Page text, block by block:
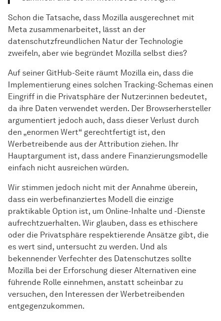
Schon die Tatsache, dass Mozilla ausgerechnet mit
Meta zusammenarbeitet, lässt an der
datenschutzfreundlichen Natur der Technologie
zweifeln, aber wie begründet Mozilla selbst dies?
Auf seiner GitHub-Seite räumt Mozilla ein, dass die
Implementierung eines solchen Tracking-Schemas einen
Eingriff in die Privatsphäre der Nutzer:innen bedeutet,
da ihre Daten verwendet werden. Der Browserhersteller
argumentiert jedoch auch, dass dieser Verlust durch
den „enormen Wert“ gerechtfertigt ist, den
Werbetreibende aus der Attribution ziehen. Ihr
Hauptargument ist, dass andere Finanzierungsmodelle
einfach nicht ausreichen würden.
Wir stimmen jedoch nicht mit der Annahme überein,
dass ein werbefinanziertes Modell die einzige
praktikable Option ist, um Online-Inhalte und -Dienste
aufrechtzuerhalten. Wir glauben, dass es ethischere
oder die Privatsphäre respektierende Ansätze gibt, die
es wert sind, untersucht zu werden. Und als
bekennender Verfechter des Datenschutzes sollte
Mozilla bei der Erforschung dieser Alternativen eine
führende Rolle einnehmen, anstatt scheinbar zu
versuchen, den Interessen der Werbetreibenden
entgegenzukommen.